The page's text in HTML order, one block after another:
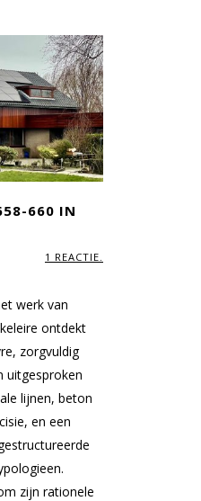
660 IN
1 REACTIE.
werk van
ontdekt
zorgvuldig
uitgesproken
lijnen, beton
en een
zijn rationele